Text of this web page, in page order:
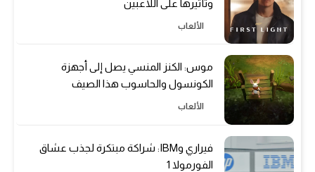
وتأثيرها على اللاعبين
الألعاب
موس: الكنز المنسي يصل إلى أجهزة
الكونسول والحاسوب هذا الصيف
الألعاب
فيراري وIBM: شراكة مبتكرة لجذب عشاق
الفورمولا 1